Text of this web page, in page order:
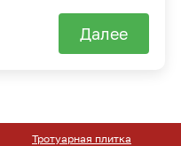
Далее
Тротуарная плитка